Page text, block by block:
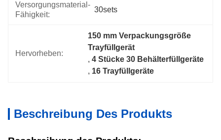
Versorgungsmaterial-
Fähigkeit:
30sets
Hervorheben:
150 mm Verpackungsgröße
Trayfüllgerät
, 4 Stücke 30 Behälterfüllgeräte
, 16 Trayfüllgeräte
Beschreibung Des Produkts